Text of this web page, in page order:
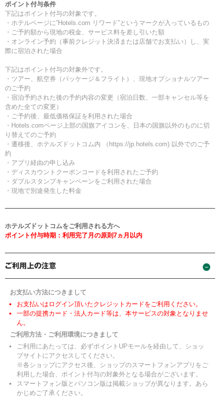
ポイント付与条件
下記はポイント付与の対象です。
・ホテルページに”Hotels.com リワード”というマークが入っているもの
・ご予約額から現地の税金、サービス料を差し引いた額
・オンライン予約（事前クレジット決済または店舗でお支払い）し、実
際に宿泊された場合
下記はポイント付与の対象外です。
・ツアー、航空券（パッケージ＆フライト）、現地オプショナルツアー
のご予約
・宿泊予約された後の予約内容の変更（宿泊日数、一部キャンセル等を
含めた全ての変更）
・ご予約後、最低価格保証を利用された場合
・Hotels.comページ上部の国旗アイコンを、日本の国旗以外のものに切
り替えてのご予約
・遷移後、ホテルズドットコム内 （https://jp.hotels.com) 以外でのご予
約
・アプリ経由の申し込み
・ディスカウントクーポンコードを利用されたご予約
・ダブルスタンプキャンペーンをご利用された場合
・現地で別途発生した料金
ホテルズドットコムをご利用される方へ
ポイント付与時期：利用完了月の原則7ヵ月以内
お支払い方法につきまして
お支払いはログイン頂いたクレジットカードをご利用ください。
一部の提携カード・法人カード等は、本サービスの対象となりませ
ん。
ご利用方法・ご利用環境につきまして
ご利用にあたっては、必ずポイントUPモールを経由して、ショッ
プサイトにアクセスしてください。
※各ショップにアクセス後、ショップのスマートフォンアプリをご
利用した場合、ポイント付与の対象外となる場合がございます。
スマートフォン版とパソコン版は掲載ショップが異なります。あら
かじめご了承ください。